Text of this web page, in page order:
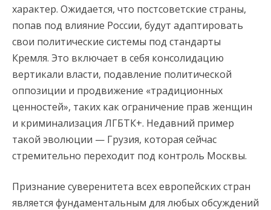
характер. Ожидается, что постсоветские страны,
попав под влияние России, будут адаптировать
свои политические системы под стандарты
Кремля. Это включает в себя консолидацию
вертикали власти, подавление политической
оппозиции и продвижение «традиционных
ценностей», таких как ограничение прав женщин
и криминализация ЛГБТК+. Недавний пример
такой эволюции — Грузия, которая сейчас
стремительно переходит под контроль Москвы.
Признание суверенитета всех европейских стран
является фундаментальным для любых обсуждений